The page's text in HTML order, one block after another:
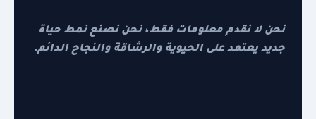
نحن لا نقدم معلومات فقط، نحن نصنع نمط حياة
جديد يعتمد على الحيوية والرشاقة والنجاح الدائم.